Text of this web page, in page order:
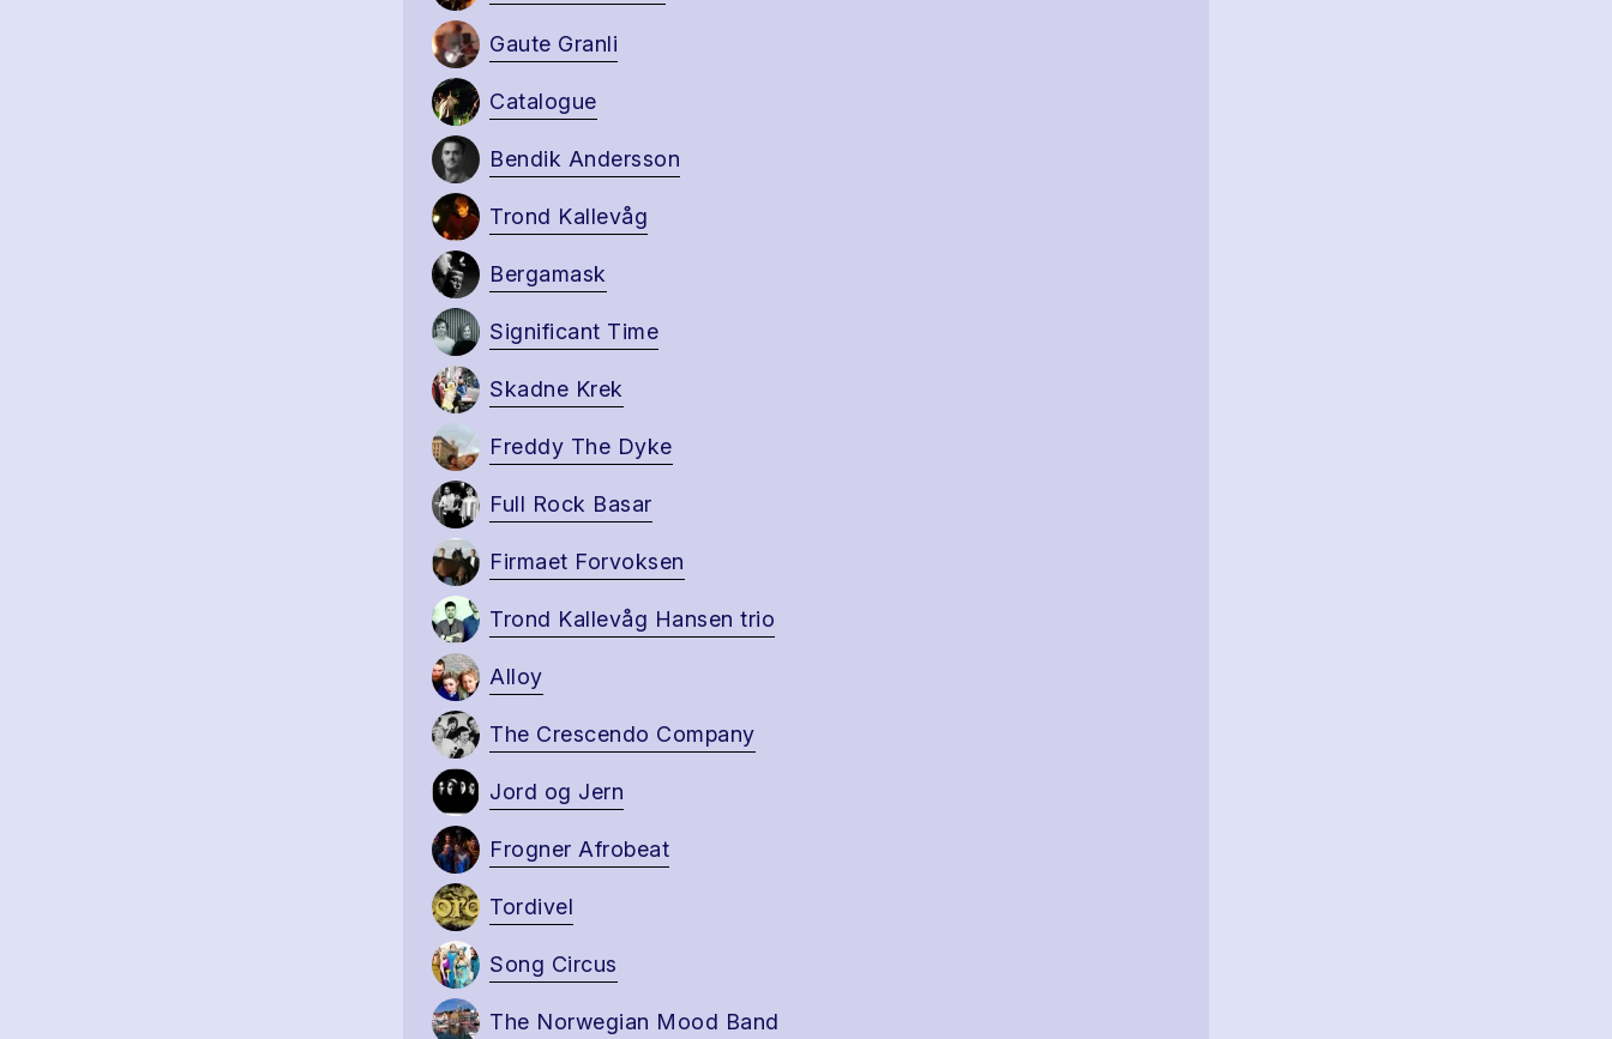
Gaute Granli
Catalogue
Bendik Andersson
Trond Kallevåg
Bergamask
Significant Time
Skadne Krek
Freddy The Dyke
Full Rock Basar
Firmaet Forvoksen
Trond Kallevåg Hansen trio
Alloy
The Crescendo Company
Jord og Jern
Frogner Afrobeat
Tordivel
Song Circus
The Norwegian Mood Band